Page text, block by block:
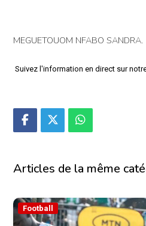
MEGUETOUOM NFABO SANDRA.
Suivez l'information en direct sur
Articles de la même
Football